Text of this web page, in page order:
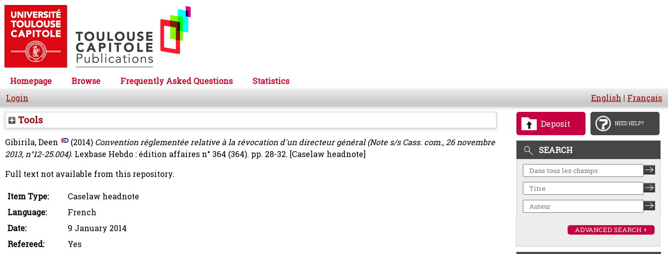
Homepage Browse Frequently Asked Questions
Statistics
Login
English | Français
Deposit NEED HELP?
SEARCH
ADVANCED SEARCH +
Tools
Gibirila, Deen (2014) Convention réglementée relative à la révocation d'un directeur général (Note s/s Cass. com., 26 novembre
2013, n°12-25.004). Lexbase Hebdo : édition affaires n° 364 (364). pp. 28-32. [Caselaw headnote]
Full text not available from this repository.
Item Type:
Caselaw headnote
Language:
French
Date:
9 January 2014
Refereed:
Yes